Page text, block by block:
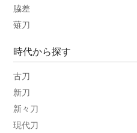
脇差
薙刀
時代から探す
古刀
新刀
新々刀
現代刀